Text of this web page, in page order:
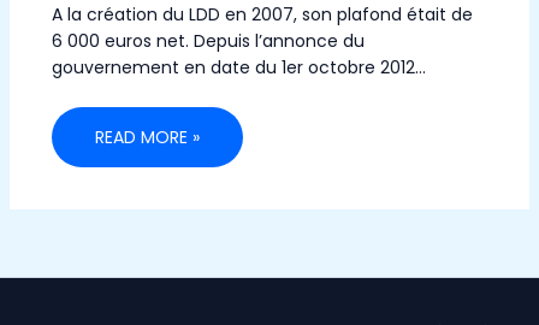
A la création du LDD en 2007, son plafond était de
6 000 euros net. Depuis l’annonce du
gouvernement en date du 1er octobre 2012…
READ MORE »